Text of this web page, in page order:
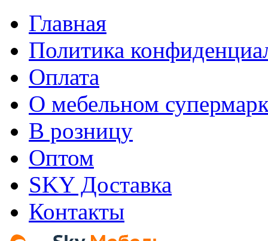
Главная
Политика
Оплата
О мебельном
В розницу
Оптом
SKY Доставка
Контакты